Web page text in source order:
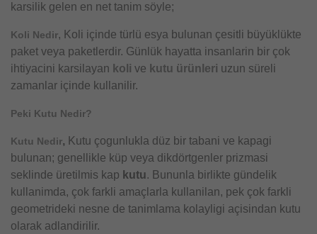
karsilik gelen en net tanim söyle;
Koli Nedir, Koli içinde türlü esya bulunan çesitli büyüklükte
paket veya paketlerdir. Günlük hayatta insanlarin bir çok
ihtiyacini karsilayan koli ve kutu ürünleri uzun süreli
zamanlar içinde kullanilir.
Peki Kutu Nedir?
Kutu Nedir, Kutu çogunlukla düz bir tabani ve kapagi
bulunan; genellikle küp veya dikdörtgenler prizmasi
seklinde üretilmis kap kutu. Bununla birlikte gündelik
kullanimda, çok farkli amaçlarla kullanilan, pek çok farkli
geometrideki nesne de tanimlama kolayligi açisindan kutu
olarak adlandirilir.